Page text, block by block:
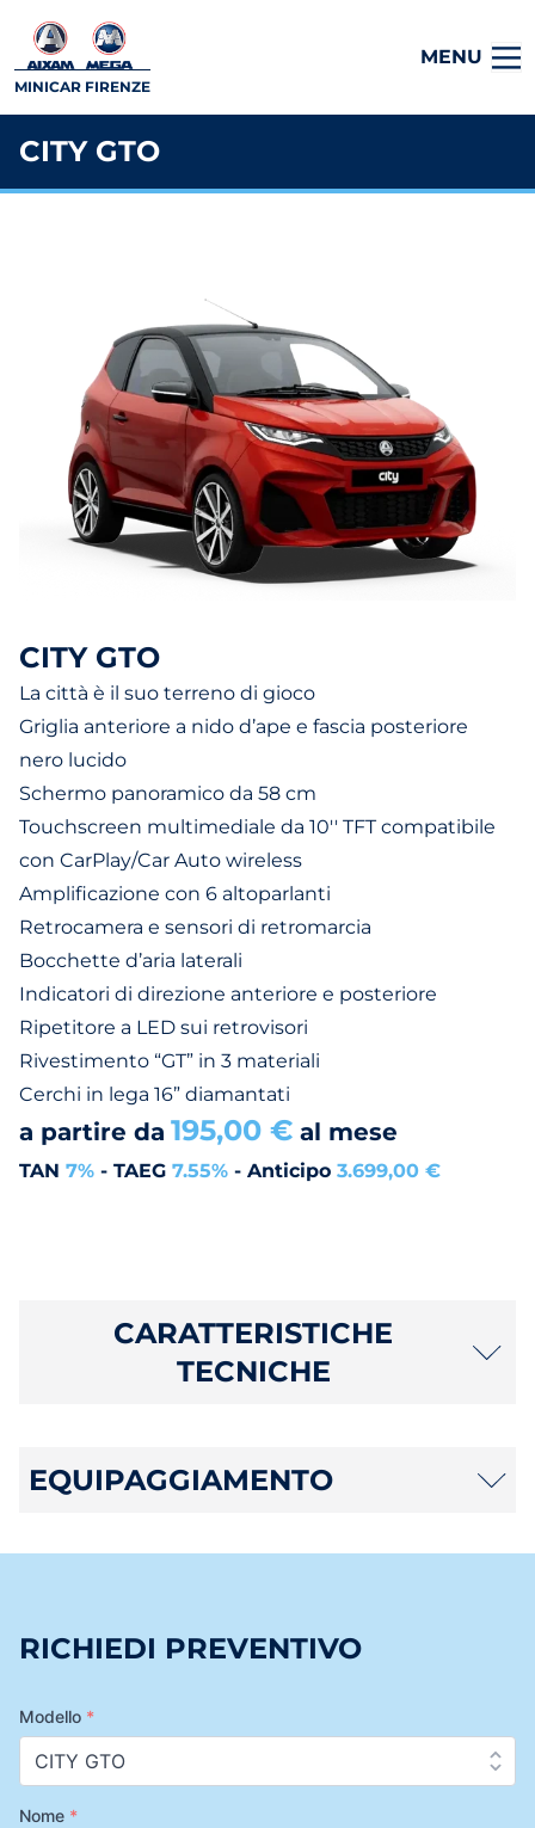
MINICAR FIRENZE
MENU
CITY GTO
CITY GTO
La città è il suo terreno di gioco
Griglia anteriore a nido d’ape e fascia posteriore
nero lucido
Schermo panoramico da 58 cm
Touchscreen multimediale da 10'' TFT compatibile
con CarPlay/Car Auto wireless
Amplificazione con 6 altoparlanti
Retrocamera e sensori di retromarcia
Bocchette d’aria laterali
Indicatori di direzione anteriore e posteriore
Ripetitore a LED sui retrovisori
Rivestimento “GT” in 3 materiali
Cerchi in lega 16” diamantati
a partire da 195,00 € al mese
TAN 7% - TAEG 7.55% - Anticipo 3.699,00 €
CARATTERISTICHE
TECNICHE
EQUIPAGGIAMENTO
RICHIEDI PREVENTIVO
Modello *
Nome *